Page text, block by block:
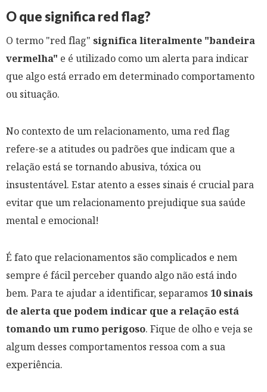
O que significa red flag?
O termo "red flag" significa literalmente "bandeira
vermelha" e é utilizado como um alerta para indicar
que algo está errado em determinado comportamento
ou situação.
No contexto de um relacionamento, uma red flag
refere-se a atitudes ou padrões que indicam que a
relação está se tornando abusiva, tóxica ou
insustentável. Estar atento a esses sinais é crucial para
evitar que um relacionamento prejudique sua saúde
mental e emocional!
É fato que relacionamentos são complicados e nem
sempre é fácil perceber quando algo não está indo
bem. Para te ajudar a identificar, separamos 10 sinais
de alerta que podem indicar que a relação está
tomando um rumo perigoso. Fique de olho e veja se
algum desses comportamentos ressoa com a sua
experiência.